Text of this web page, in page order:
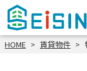
HOME 賃貸物件